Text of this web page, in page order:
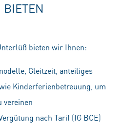
bieten wir Ihnen:
Gleitzeit, anteiliges
Kinderferienbetreuung, um
vereinen
nach Tarif (IG BCE)